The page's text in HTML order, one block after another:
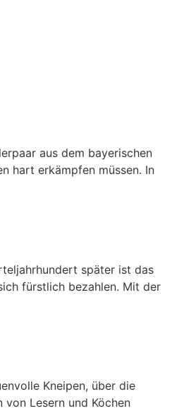
aus dem bayerischen
hart erkämpfen müssen. In
später ist das
fürstlich bezahlen. Mit der
Kneipen, über die
Lesern und Köchen